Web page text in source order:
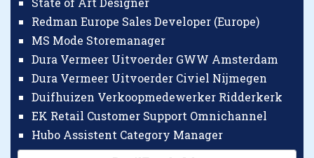
Redman Europe Sales Developer (Europe)
MS Mode Storemanager
Dura Vermeer Uitvoerder GWW Amsterdam
Dura Vermeer Uitvoerder Civiel Nijmegen
Duifhuizen Verkoopmedewerker Ridderkerk
EK Retail Customer Support Omnichannel
Hubo Assistent Category Manager